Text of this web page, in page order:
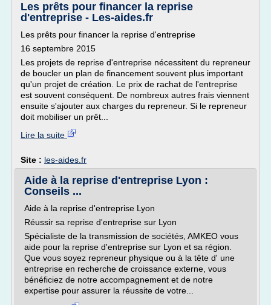
Les prêts pour financer la reprise
d'entreprise - Les-aides.fr
Les prêts pour financer la reprise d'entreprise
16 septembre 2015
Les projets de reprise d'entreprise nécessitent du repreneur
de boucler un plan de financement souvent plus important
qu'un projet de création. Le prix de rachat de l'entreprise
est souvent conséquent. De nombreux autres frais viennent
ensuite s'ajouter aux charges du repreneur. Si le repreneur
doit mobiliser un prêt...
Lire la suite
Site : les-aides.fr
Aide à la reprise d'entreprise Lyon :
Conseils ...
Aide à la reprise d'entreprise Lyon
Réussir sa reprise d'entreprise sur Lyon
Spécialiste de la transmission de sociétés, AMKEO vous
aide pour la reprise d'entreprise sur Lyon et sa région.
Que vous soyez repreneur physique ou à la tête d' une
entreprise en recherche de croissance externe, vous
bénéficiez de notre accompagnement et de notre
expertise pour assurer la réussite de votre...